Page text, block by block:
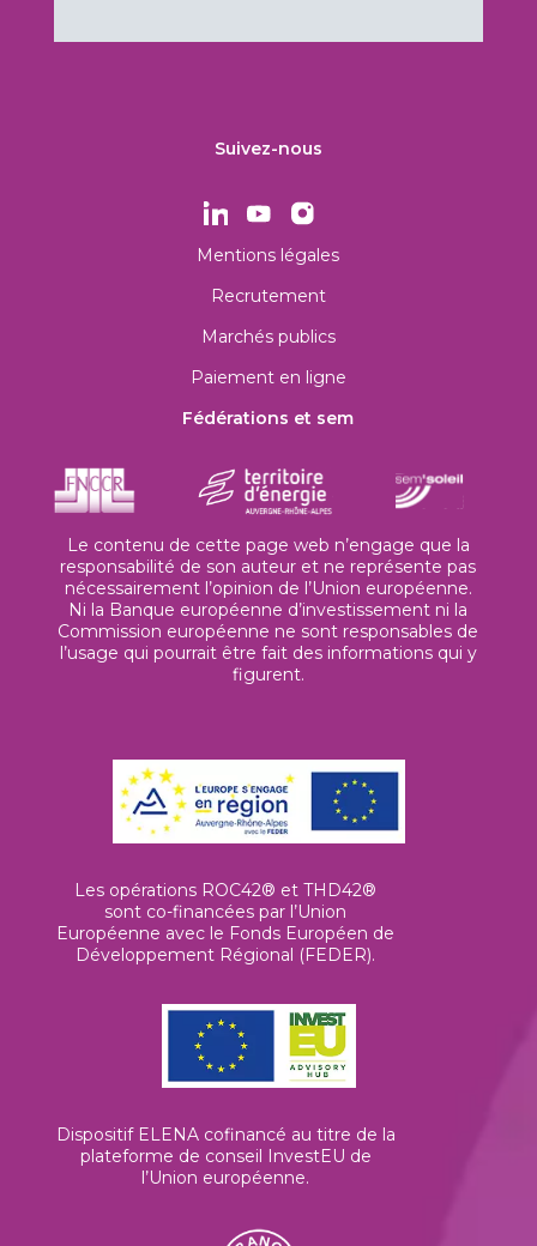
Suivez-nous
Mentions légales
Recrutement
Marchés publics
Paiement en ligne
Fédérations et sem
Le contenu de cette page web n’engage que la
responsabilité de son auteur et ne représente pas
nécessairement l’opinion de l’Union européenne.
Ni la Banque européenne d’investissement ni la
Commission européenne ne sont responsables de
l’usage qui pourrait être fait des informations qui y
figurent.
Les opérations ROC42® et THD42®
sont co-financées par l’Union
Européenne avec le Fonds Européen de
Développement Régional (FEDER).
Dispositif ELENA cofinancé au titre de la
plateforme de conseil InvestEU de
l’Union européenne.